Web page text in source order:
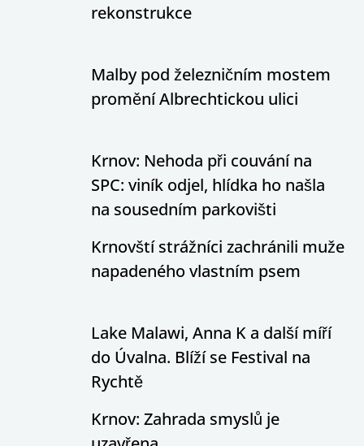
rekonstrukce
Malby pod železničním mostem
promění Albrechtickou ulici
Krnov: Nehoda při couvání na
SPC: viník odjel, hlídka ho našla
na sousedním parkovišti
Krnovští strážníci zachránili muže
napadeného vlastním psem
Lake Malawi, Anna K a další míří
do Úvalna. Blíží se Festival na
Rychtě
Krnov: Zahrada smyslů je